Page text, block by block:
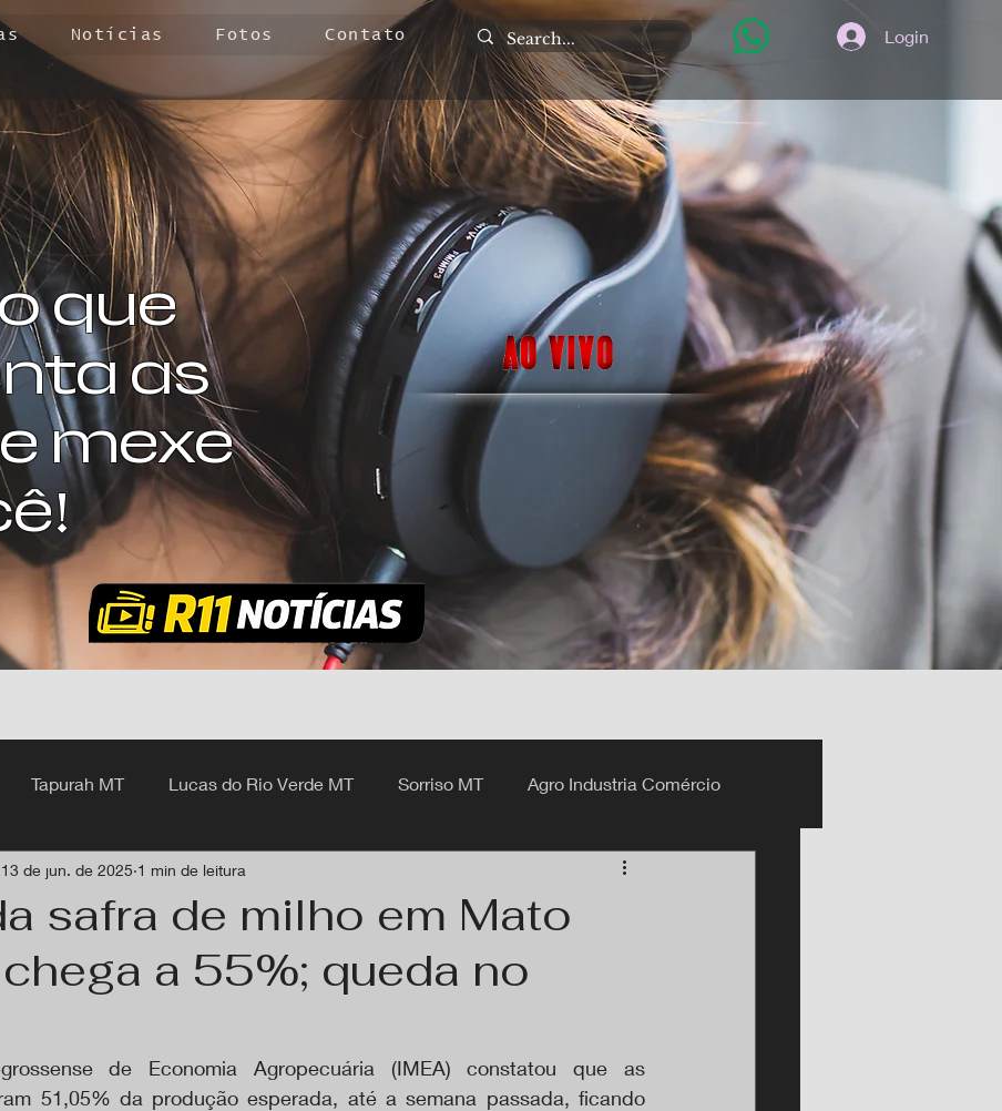
Notícias Fotos Contato Login
que
as
mexe
Tapurah MT Lucas do Rio Verde MT Sorriso MT Agro Industria Comércio
MT
safra de milho em Mato
a 55%; queda no
13 de jun. de 2025 1 min de leitura
de Economia Agropecuária (IMEA) constatou que as
51,05% da produção esperada, até a semana passada, ficando